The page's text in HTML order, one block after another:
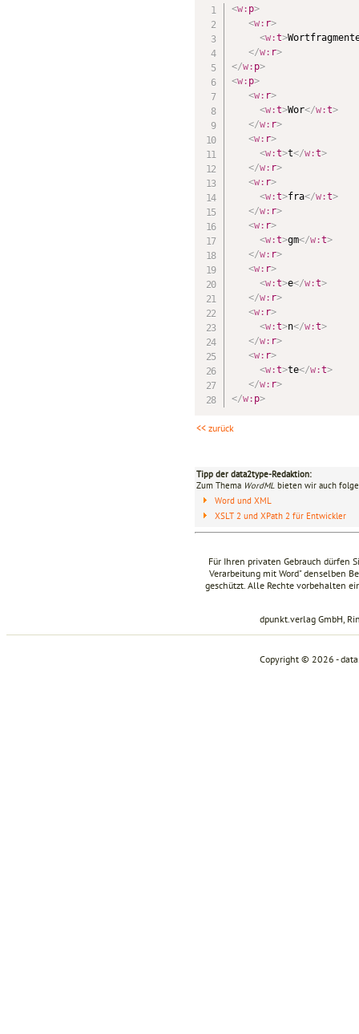
<w: p>
<w: r>
<w:t>
</w: r>
</w: p>
<w: p>
<w: r>
<w:t>Wor</w:t>
</w: r>
<w: r>
<w:t>t</w:t>
</w: r>
<w: r>
<w:t>fra</w:t>
</w: r>
<w: r>
<w:t>gm</w:t>
</w: r>
<w: r>
<w:t>e</w:t>
</w: r>
<w: r>
<w:t>n</w:t>
</w: r>
<w: r>
<w:t>te</w:t>
</w: r>
</w: p>
<< zurück
Tipp der data2type-Redaktion:
Zum Thema WordML bieten wir auch
Word und XML
XSLT 2 und XPath 2 für Entwickler
Für Ihren privaten Gebrauch dürfen
Verarbeitung mit Word" denselben
geschützt. Alle Rechte vorbehalten
dpunkt.verlag GmbH,
Copyright © 2026 -